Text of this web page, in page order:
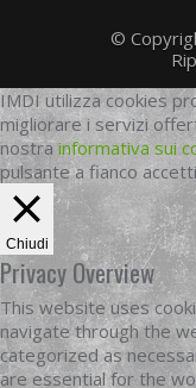
©
IMDI utilizza cookies
migliorare i servizi
nostrainformativa sui
pulsante a fianco
Chiudi
Privacy Overview
This website uses
navigate through the
categorized as
are essential for the